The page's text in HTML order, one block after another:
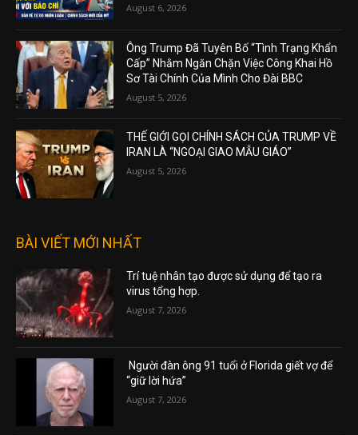
August 6, 2026
Ông Trump Đã Tuyên Bố “Tình Trạng Khẩn
Cấp” Nhằm Ngăn Chặn Việc Công Khai Hồ
Sơ Tài Chính Của Mình Cho Đài BBC
August 5, 2026
THẾ GIỚI GỌI CHÍNH SÁCH CỦA TRUMP VỀ
IRAN LÀ “NGOẠI GIAO MẪU GIÁO”
August 5, 2026
BÀI VIẾT MỚI NHẤT
Trí tuệ nhân tạo được sử dụng để tạo ra
virus tổng hợp.
August 7, 2026
Người đàn ông 91 tuổi ở Florida giết vợ để
“giữ lời hứa”
August 7, 2026